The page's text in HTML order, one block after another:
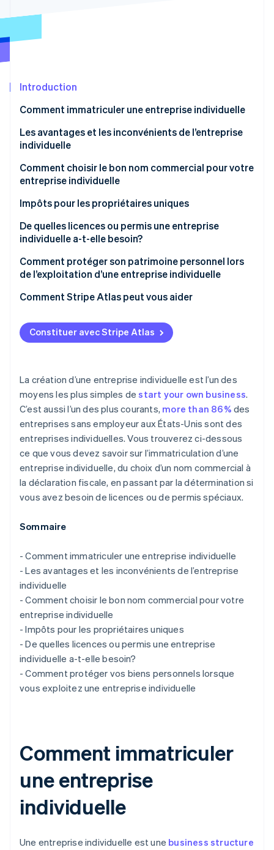
Climate
Vérification de l'identité
Découvrez comment Stripe construit l’infrastructure
l’IA.
Regarder
Introduction
Comment immatriculer une entreprise individuelle
Les avantages et les inconvénients de l’entreprise
individuelle
Comment choisir le bon nom commercial pour votre
entreprise individuelle
Impôts pour les propriétaires uniques
De quelles licences ou permis une entreprise
individuelle a-t-elle besoin?
Comment protéger son patrimoine personnel lors
de l’exploitation d’une entreprise individuelle
Comment Stripe Atlas peut vous aider
Faire une demande auprès d’Atlas
Accepter des paiements et effectuer des
Achat d’actions dématérialisé par les fondateurs
Déclaration fiscale automatique au titre de
l’article 83(b)
Documents juridiques d’entreprise de classe
mondiale
Une année gratuite d’utilisation de Stripe Payments,
plus 50 000 dollars de crédits et de remises chez
nos partenaires
Constituer avec Stripe Atlas
La création d’une entreprise individuelle est l’un des
moyens les plus simples destart your own business.
C’est aussi l’un des plus courants, more than 86% des
entreprises sans employeur aux États-Unis sont des
entreprises individuelles. Vous trouverez ci-dessous
ce que vous devez savoir sur l’immatriculation d’une
entreprise individuelle, du choix d’un nom commercial à
la déclaration fiscale, en passant par la détermination si
vous avez besoin de licences ou de permis spéciaux.
Sommaire
- Comment immatriculer une entreprise individuelle
- Les avantages et les inconvénients de l’entreprise
individuelle
- Comment choisir le bon nom commercial pour votre
entreprise individuelle
- Impôts pour les propriétaires uniques
- De quelles licences ou permis une entreprise
individuelle a-t-elle besoin?
- Comment protéger vos biens personnels lorsque
vous exploitez une entreprise individuelle
Comment immatriculer
une entreprise
individuelle
Une entreprise individuelle est une business structure